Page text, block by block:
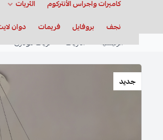
كاميرات واجراس الأنتركوم الثريات
نجف
بروفايل فريمات دوان
الرئيسية
الثريات ثريات مودرن
جديد